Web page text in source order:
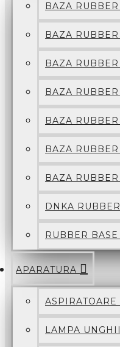
BAZA
BAZA
BAZA
BAZA
BAZA
BAZA
BAZA
DNKA
RUBBER
APARATURA
ASPIRATOARE
LAMPA